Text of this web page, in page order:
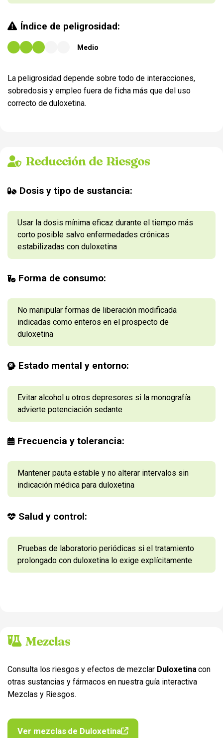
Índice de peligrosidad:
Medio
La peligrosidad depende sobre todo de interacciones,
sobredosis y empleo fuera de ficha más que del uso
correcto de duloxetina.
Reducción de Riesgos
Dosis y tipo de sustancia:
Usar la dosis mínima eficaz durante el tiempo más
corto posible salvo enfermedades crónicas
estabilizadas con duloxetina
Forma de consumo:
No manipular formas de liberación modificada
indicadas como enteros en el prospecto de
duloxetina
Estado mental y entorno:
Evitar alcohol u otros depresores si la monografía
advierte potenciación sedante
Frecuencia y tolerancia:
Mantener pauta estable y no alterar intervalos sin
indicación médica para duloxetina
Salud y control:
Pruebas de laboratorio periódicas si el tratamiento
prolongado con duloxetina lo exige explícitamente
Mezclas
Consulta los riesgos y efectos de mezclar Duloxetina con
otras sustancias y fármacos en nuestra guía interactiva
Mezclas y Riesgos.
Ver mezclas de Duloxetina